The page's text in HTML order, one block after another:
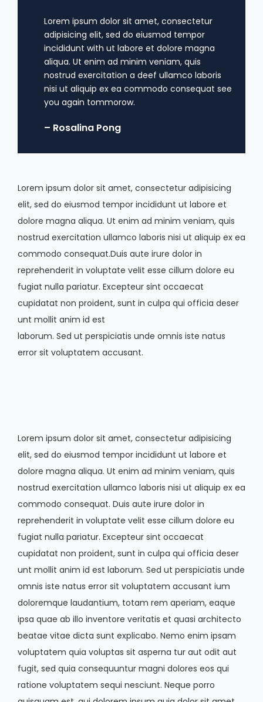
Lorem ipsum dolor sit amet, consectetur
adipisicing elit, sed do eiusmod tempor
incididunt with ut labore et dolore magna
aliqua. Ut enim ad minim veniam, quis
nostrud exercitation a deef ullamco laboris
nisi ut aliquip ex ea commodo consequat see
you again tommorow.
– Rosalina Pong
Lorem ipsum dolor sit amet, consectetur adipisicing
elit, sed do eiusmod tempor incididunt ut labore et
dolore magna aliqua. Ut enim ad minim veniam, quis
nostrud exercitation ullamco laboris nisi ut aliquip ex ea
commodo consequat.Duis aute irure dolor in
reprehenderit in voluptate velit esse cillum dolore eu
fugiat nulla pariatur. Excepteur sint occaecat
cupidatat non proident, sunt in culpa qui officia deser
unt mollit anim id est
laborum. Sed ut perspiciatis unde omnis iste natus
error sit voluptatem accusant.
Lorem ipsum dolor sit amet, consectetur adipisicing
elit, sed do eiusmod tempor incididunt ut labore et
dolore magna aliqua. Ut enim ad minim veniam, quis
nostrud exercitation ullamco laboris nisi ut aliquip ex ea
commodo consequat. Duis aute irure dolor in
reprehenderit in voluptate velit esse cillum dolore eu
fugiat nulla pariatur. Excepteur sint occaecat
cupidatat non proident, sunt in culpa qui officia deser
unt mollit anim id est laborum. Sed ut perspiciatis unde
omnis iste natus error sit voluptatem accusant ium
doloremque laudantium, totam rem aperiam, eaque
ipsa quae ab illo inventore veritatis et quasi architecto
beatae vitae dicta sunt explicabo. Nemo enim ipsam
voluptatem quia voluptas sit asperna tur aut odit aut
fugit, sed quia consequuntur magni dolores eos qui
ratione voluptatem sequi nesciunt. Neque porro